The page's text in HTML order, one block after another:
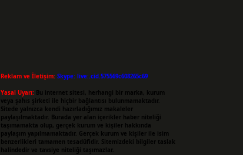
Reklam ve İletişim: Skype: live:.cid.575569c608265c69
Yasal Uyarı: Bu internet sitesi, herhangi bir marka, kurum
veya şahıs şirketi ile hiçbir bağlantısı bulunmamaktadır.
Sitede yalnızca kendi hazırladığımız makaleler
paylaşılmaktadır. Burada yer alan içerikler haber niteliği
taşımamakta olup, gerçek kurum ve kişiler hakkında
paylaşım yapılmamaktadır. Gerçek kurum ve kişiler ile isim
benzerlikleri tamamen tesadüfidir. Sitemizdeki bilgiler taslak
halindedir ve tavsiye niteliği taşımazlar.